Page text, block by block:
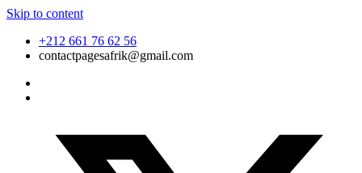
Skip to content
+212 661 76 62 56
contactpagesafrik@gmail.com